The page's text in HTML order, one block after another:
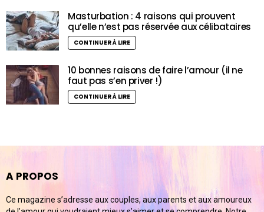
Masturbation : 4 raisons qui prouvent
qu’elle n’est pas réservée aux célibataires
CONTINUER À LIRE
10 bonnes raisons de faire l’amour (il ne
faut pas s’en priver !)
CONTINUER À LIRE
A PROPOS
Ce magazine s’adresse aux couples, aux parents et aux amoureux